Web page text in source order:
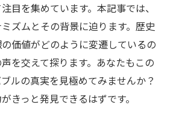
目を集めています。本記事では、
ズムとその背景に迫ります。歴史
価値がどのように変遷しているの
を交えて探ります。あなたもこの
ルの真実を見極めてみませんか？
きっと発見できるはずです。